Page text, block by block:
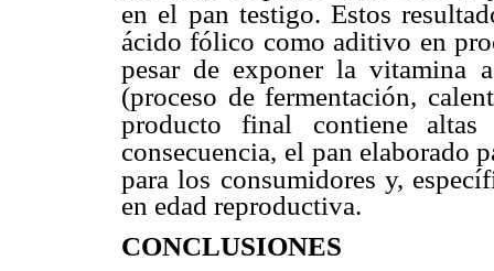
en el pan testigo. Estos
ácido fólico como aditivo en
pesar de exponer la vitamina
(proceso de fermentación,
producto final
contiene
consecuencia, el pan elaborado
para los consumidores y,
en edad reproductiva.
CONCLUSIONES